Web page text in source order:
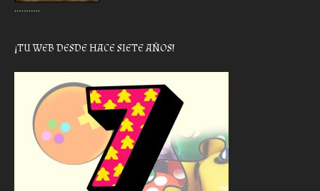
………..
¡TU WEB DESDE HACE SIETE AÑOS!